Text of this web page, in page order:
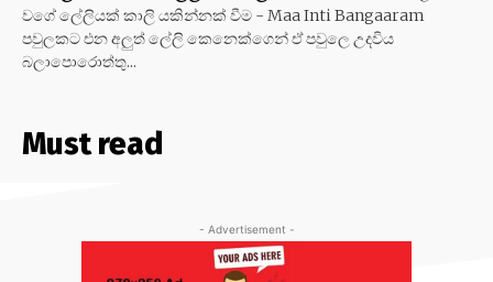
වගේ ලේලියක් කාලි යකින්නක් වීම - Maa Inti Bangaaram
පවුලකට එන අලුත් ලේලි කෙනෙක්ගෙන් ඒ පවුලෙ උදවිය
බලාපොරොත්තු...
Must read
- Advertisement -